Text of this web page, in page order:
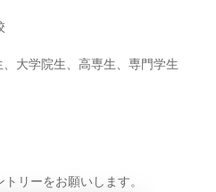
大学院生、高専生、専門学生
リーをお願いします。